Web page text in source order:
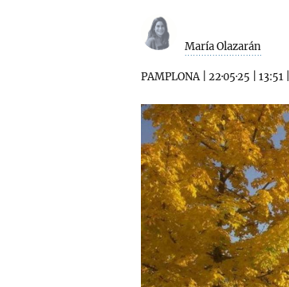
María Olazarán
PAMPLONA| 22·05·25 13:51